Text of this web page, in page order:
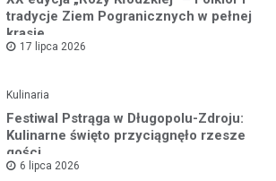
tradycje Ziem Pogranicznych w pełnej
krasie
17 lipca 2026
Kulinaria
Festiwal Pstrąga w Długopolu-Zdroju:
Kulinarne święto przyciągnęło rzesze
gości
6 lipca 2026